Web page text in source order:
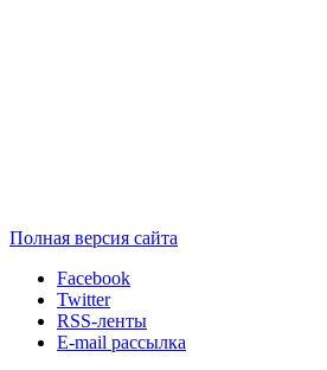
Полная версия сайта
Facebook
Twitter
RSS-ленты
E-mail рассылка